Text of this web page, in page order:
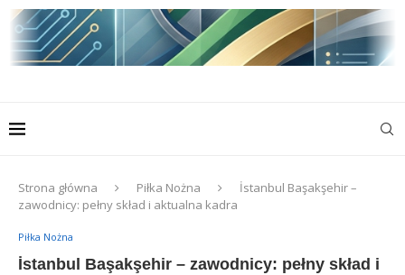
Strona główna Piłka Nożna
İstanbul Başakşehir –
zawodnicy: pełny skład i aktualna kadra
Piłka Nożna
İstanbul Başakşehir – zawodnicy: pełny skład i